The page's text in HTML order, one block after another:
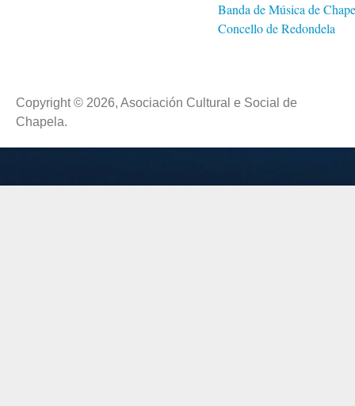
Banda de Música de
Concello de Redondela
Copyright © 2026, Asociación Cultural e Social de
Chapela.